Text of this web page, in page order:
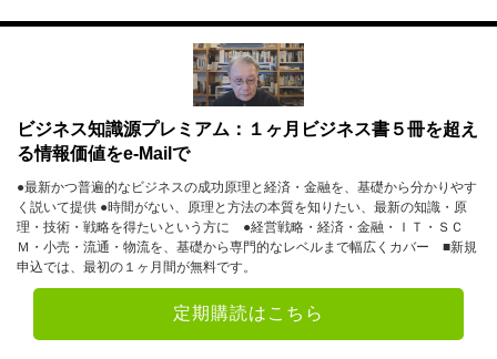
ビジネス知識源プレミアム：１ヶ月ビジネス書５冊を超え
る情報価値をe-Mailで
●最新かつ普遍的なビジネスの成功原理と経済・金融を、基礎から分かりやす
く説いて提供 ●時間がない、原理と方法の本質を知りたい、最新の知識・原
理・技術・戦略を得たいという方に ●経営戦略・経済・金融・ＩＴ・ＳＣ
Ｍ・小売・流通・物流を、基礎から専門的なレベルまで幅広くカバー ■新規
申込では、最初の１ヶ月間が無料です。
定期購読はこちら